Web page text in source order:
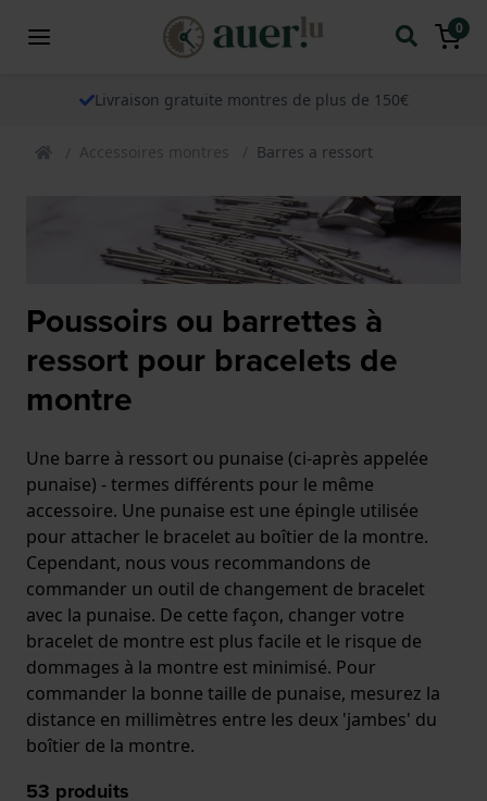
0
Livraison gratuite montres de plus de 150€
Accessoires montres Barres a ressort
Poussoirs ou barrettes à
ressort pour bracelets de
montre
Une barre à ressort ou punaise (ci-après appelée
punaise) - termes différents pour le même
accessoire. Une punaise est une épingle utilisée
pour attacher le bracelet au boîtier de la montre.
Cependant, nous vous recommandons de
commander un outil de changement de bracelet
avec la punaise. De cette façon, changer votre
bracelet de montre est plus facile et le risque de
dommages à la montre est minimisé. Pour
commander la bonne taille de punaise, mesurez la
distance en millimètres entre les deux 'jambes' du
boîtier de la montre.
53 produits